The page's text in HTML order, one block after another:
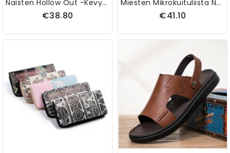
Naisten Hollow Out -kevyt Yksipuolinen Kukkakuvioinen Crossbody-Laukku
€38.80
Miesten Mikrokuituliista Nahkaiset Liukumattomat Pehmeät Pohjalliset Rento Liikehousut
€41.10